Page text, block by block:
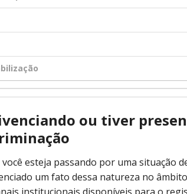
ou tiver
você esteja passando por uma situação
um fato dessa natureza no